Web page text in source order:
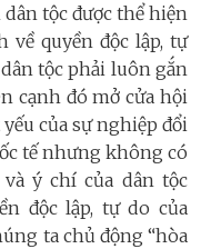
tộc được thể hiện
quyền độc lập, tự
tộc phải luôn gắn
cạnh đó mở cửa hội
của sự nghiệp đổi
tế nhưng không có
ý chí của dân tộc
độc lập, tự do của
ta chủ động “hòa